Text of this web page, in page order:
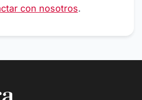
con nosotros.